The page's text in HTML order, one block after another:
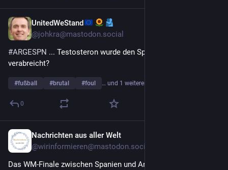
UnitedWeStand
@johkra@mastodon.social
#ARGESPN ... Testosteron wurde den Spielern nicht zufällig
verabreicht?
#fußball #brutal #foul … und 1 weiterer
0
Nachrichten aus aller Welt
@wirinformieren@mastodon.social
Das WM-Finale zwischen Spanien und Argentinien erreichte im